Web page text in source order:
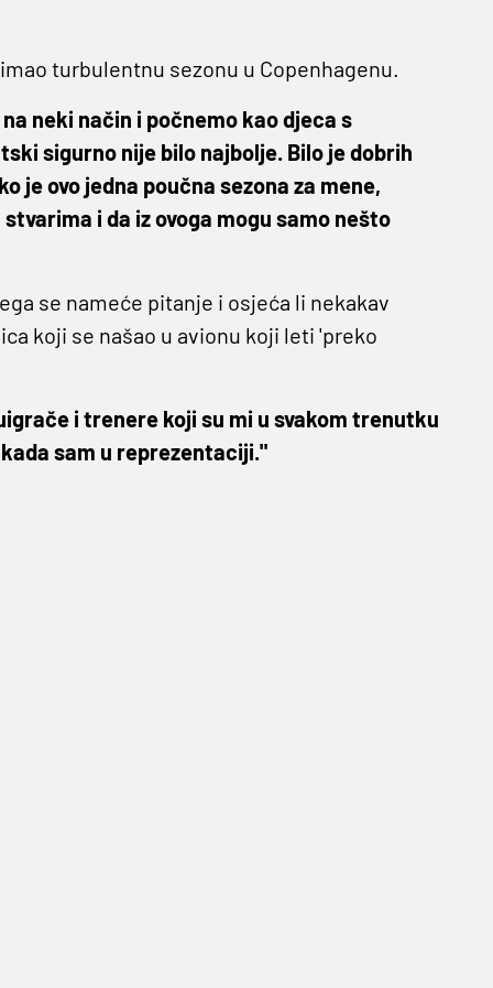
turbulentnu sezonu u Copenhagenu.
neki način i počnemo kao djeca s
sigurno nije bilo najbolje. Bilo je dobrih
je ovo jedna poučna sezona za mene,
i da iz ovoga mogu samo nešto
se nameće pitanje i osjeća li nekakav
koji se našao u avionu koji leti 'preko
i trenere koji su mi u svakom trenutku
sam u reprezentaciji."